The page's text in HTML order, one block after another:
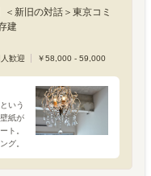
＜新旧の対話＞東京コミ
建
歓迎 ￥58,000 - 59,000
いう
紙が
ト。
グ。
ニュ
武骨